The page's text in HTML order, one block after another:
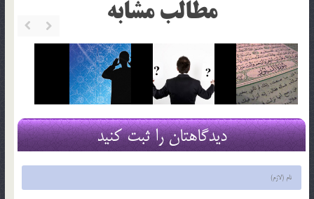
مطالب مشابه
دیدگاهتان را ثبت کنید